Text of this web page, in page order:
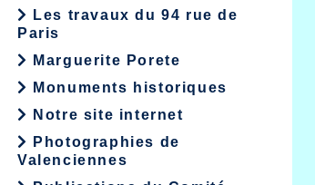
Les travaux du 94 rue de
Paris
Marguerite Porete
Monuments historiques
Notre site internet
Photographies de
Valenciennes